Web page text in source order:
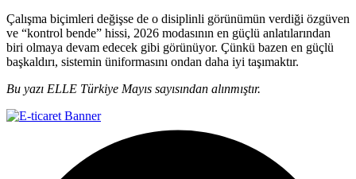
Çalışma biçimleri değişse de o disiplinli görünümün verdiği özgüven
ve “kontrol bende” hissi, 2026 modasının en güçlü anlatılarından
biri olmaya devam edecek gibi görünüyor. Çünkü bazen en güçlü
başkaldırı, sistemin üniformasını ondan daha iyi taşımaktır.
Bu yazı ELLE Türkiye Mayıs sayısından alınmıştır.